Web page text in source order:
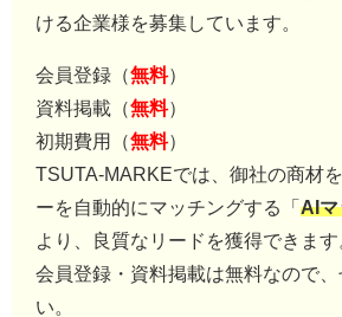
ける企業様を募集しています。
会員登録（無料）
資料掲載（無料）
初期費用（無料）
TSUTA-MARKEでは、御社の商材
ーを自動的にマッチングする「 AIマ
より、良質なリードを獲得できます
会員登録・資料掲載は無料なので、
い。